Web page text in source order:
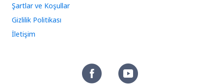
Şartlar ve Koşullar
Gizlilik Politikası
İletişim